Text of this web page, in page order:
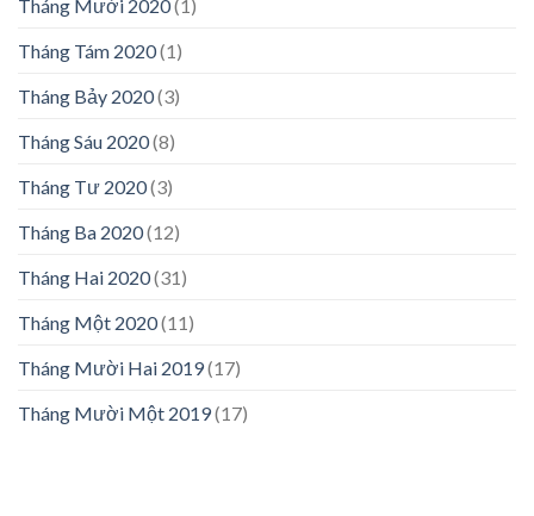
Tháng Mười 2020(1)
Tháng Tám 2020(1)
Tháng Bảy 2020(3)
Tháng Sáu 2020(8)
Tháng Tư 2020(3)
Tháng Ba 2020(12)
Tháng Hai 2020(31)
Tháng Một 2020(11)
Tháng Mười Hai 2019(17)
Tháng Mười Một 2019(17)